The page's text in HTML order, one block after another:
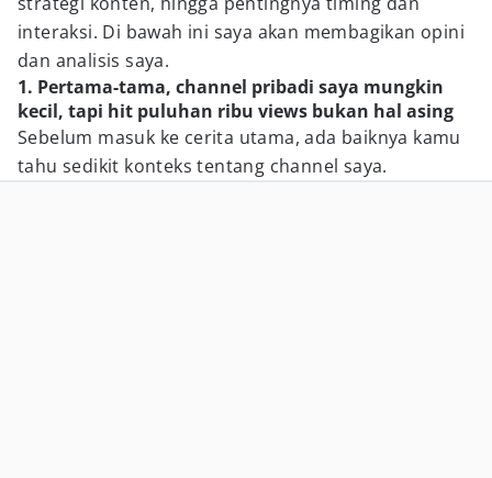
interaksi. Di bawah ini saya akan membagikan opini
dan analisis saya.
1. Pertama-tama, channel pribadi saya mungkin
kecil, tapi hit puluhan ribu views bukan hal asing
Sebelum masuk ke cerita utama, ada baiknya kamu
tahu sedikit konteks tentang channel saya.